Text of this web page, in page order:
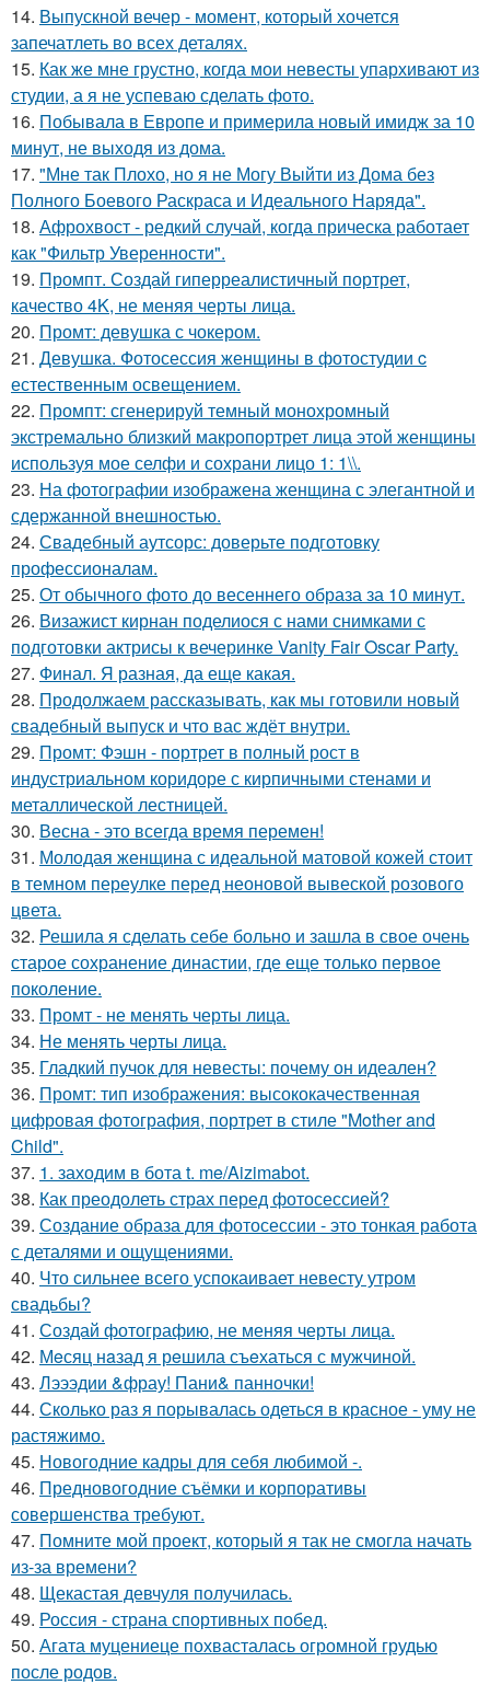
14. Выпускной вечер - момент, который хочется
запечатлеть во всех деталях.
15. Как же мне грустно, когда мои невесты упархивают из
студии, а я не успеваю сделать фото.
16. Побывала в Европе и примерила новый имидж за 10
минут, не выходя из дома.
17. "Мне так Плохо, но я не Могу Выйти из Дома без
Полного Боевого Раскраса и Идеального Наряда".
18. Афрохвост - редкий случай, когда прическа работает
как "Фильтр Уверенности".
19. Промпт. Создай гиперреалистичный портрет,
качество 4K, не меняя черты лица.
20. Промт: девушка с чокером.
21. Девушка. Фотосессия женщины в фотостудии c
естественным освещением.
22. Промпт: сгенерируй темный монохромный
экстремально близкий макропортрет лица этой женщины
используя мое селфи и сохрани лицо 1: 1\\.
23. На фотографии изображена женщина с элегантной и
сдержанной внешностью.
24. Свадебный аутсорс: доверьте подготовку
профессионалам.
25. От обычного фото до весеннего образа за 10 минут.
26. Визажист кирнан поделиося с нами снимками с
подготовки актрисы к вечеринке Vanity Fair Oscar Party.
27. Финал. Я разная, да еще какая.
28. Продолжаем рассказывать, как мы готовили новый
свадебный выпуск и что вас ждёт внутри.
29. Промт: Фэшн - портрет в полный рост в
индустриальном коридоре с кирпичными стенами и
металлической лестницей.
30. Весна - это всегда время перемен!
31. Молодая женщина с идеальной матовой кожей стоит
в темном переулке перед неоновой вывеской розового
цвета.
32. Решила я сделать себе больно и зашла в свое очень
старое сохранение династии, где еще только первое
поколение.
33. Промт - не менять черты лица.
34. Не менять черты лица.
35. Гладкий пучок для невесты: почему он идеален?
36. Промт: тип изображения: высококачественная
цифровая фотография, портрет в стиле "Mother and
Child".
37. 1. заходим в бота t. me/Aizimabot.
38. Как преодолеть страх перед фотосессией?
39. Создание образа для фотосессии - это тонкая работа
с деталями и ощущениями.
40. Что сильнее всего успокаивает невесту утром
свадьбы?
41. Создай фотографию, не меняя черты лица.
42. Мeсяц нaзад я рeшила съeхаться с мужчиной.
43. Лэээдии &фрау! Пани& панночки!
44. Сколько раз я порывалась одеться в красное - уму не
растяжимо.
45. Новогодние кадры для себя любимой -.
46. Предновогодние съёмки и корпоративы
совершенства требуют.
47. Помните мой проект, который я так не смогла начать
из-за времени?
48. Щекастая девчуля получилась.
49. Россия - страна спортивных побед.
50. Агата муцениеце похвасталась огромной грудью
после родов.